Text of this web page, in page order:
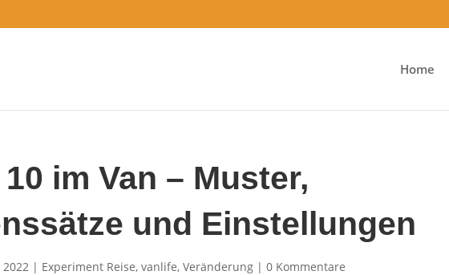
Home
im Van – Muster,
und Einstellungen
2022| Experiment Reise, vanlife, Veränderung| 0 Kommentare